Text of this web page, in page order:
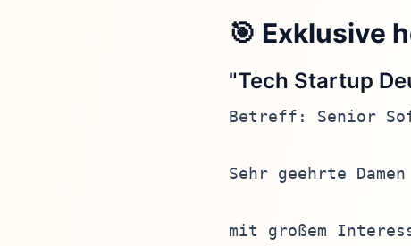
🎯 Exklusive
"Tech Startup
Betreff: Senior
Sehr geehrte
mit großem